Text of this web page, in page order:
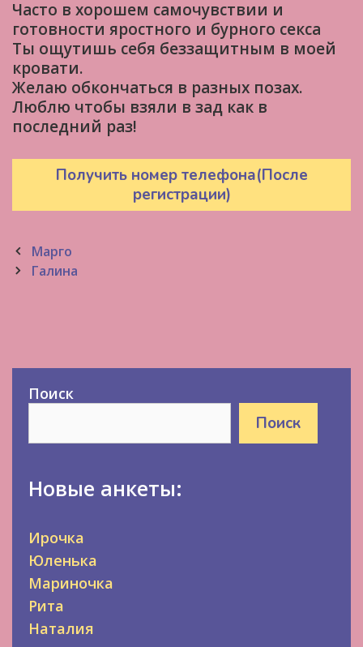
Часто в хорошем самочувствии и
готовности яростного и бурного секса
Ты ощутишь себя беззащитным в моей
кровати.
Желаю обкончаться в разных позах.
Люблю чтобы взяли в зад как в
последний раз!
Получить номер телефона(После
регистрации)
Post
navigation
Марго
Галина
Поиск
Поиск
Новые анкеты:
Ирочка
Юленька
Мариночка
Рита
Наталия